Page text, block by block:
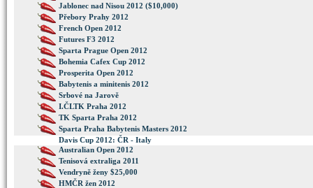
Jablonec nad Nisou 2012 ($10,000)
Přebory Prahy 2012
French Open 2012
Futures F3 2012
Sparta Prague Open 2012
Bohemia Cafex Cup 2012
Prosperita Open 2012
Babytenis a minitenis 2012
Srbové na Jarově
I.ČLTK Praha 2012
TK Sparta Praha 2012
Sparta Praha Babytenis Masters 2012
Davis Cup 2012: ČR - Italy
Australian Open 2012
Tenisová extraliga 2011
Vendryně ženy $25,000
HMČR žen 2012